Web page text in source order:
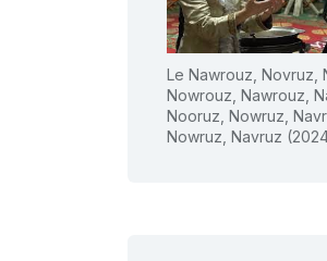
Le Nawrouz, Novruz,
Nowrouz, Nawrouz,
Nooruz, Nowruz,
Nowruz, Navruz